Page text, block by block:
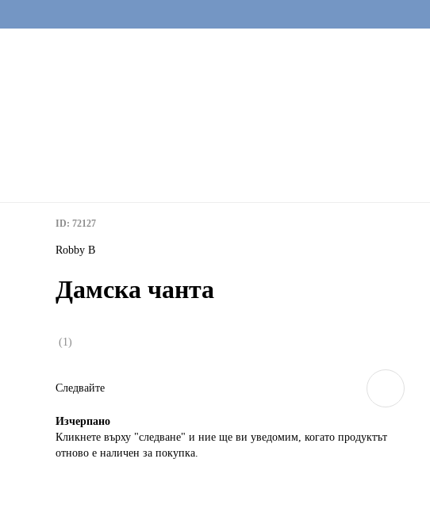
ID: 72127
Robby B
Дамска чанта
(1 )
Следвайте
Изчерпанo
Кликнете върху "следване" и ние ще ви уведомим, когато продуктът
отново е наличен за покупка.